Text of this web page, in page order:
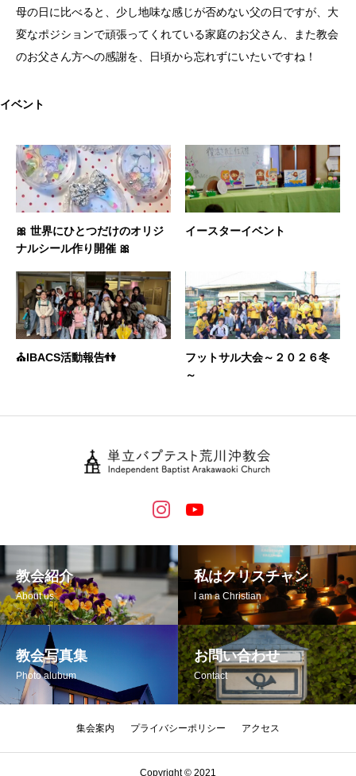
母の日に比べると、少し地味な感じが否めない父の日ですが、大
変なポジションで頑張ってくれている家庭のお父さん、また教会
のお父さん方への感謝を、日頃から忘れずにいたいですね！
イベント
🎀 世界にひとつだけのオリジ
ナルシール作り開催 🎀
イースターイベント
⛪️IBACS活動報告👫
フットサル大会～２０２６冬
～
教会紹介
About us
私はクリスチャン
I am a Christian
教会写真集
Photo alubum
お問い合わせ
Contact
集会案内 プライバシーポリシー アクセス
Copyright © 2021